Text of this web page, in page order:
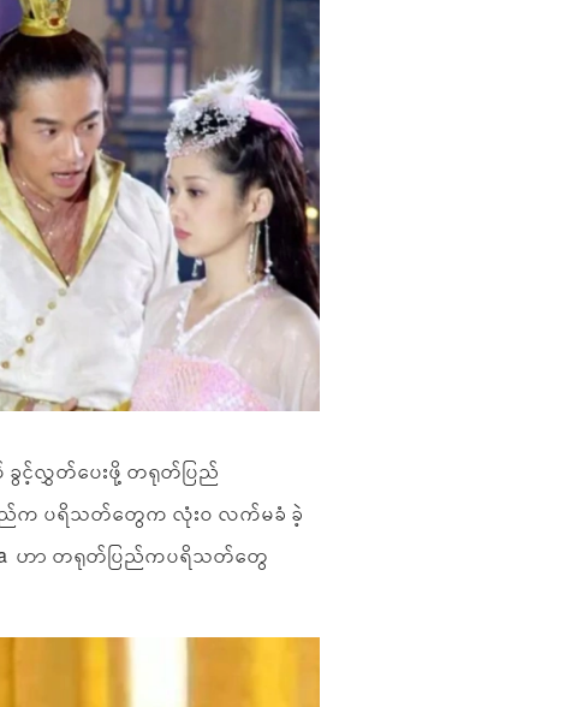
ခွင့်လွှတ်ပေးဖို့ တရုတ်ပြည်
က ပရိသတ်တွေက လုံးဝ လက်မခံ ခဲ့
ဟာ တရုတ်ပြည်ကပရိသတ်တွေ